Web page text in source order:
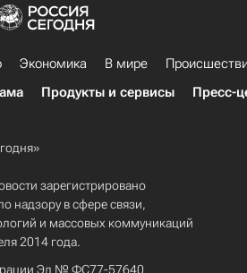
Экономика В мире
Продукты и сервисы Пресс-
зарегистрировано
надзору в сфере связи,
и массовых коммуникаций
2014 года.
Эл № ФС77-57640